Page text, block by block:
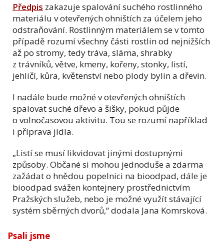
Předpis zakazuje spalování suchého rostlinného
materiálu v otevřených ohništích za účelem jeho
odstraňování. Rostlinným materiálem se v tomto
případě rozumí všechny části rostlin od nejnižších
až po stromy, tedy tráva, sláma, shrabky
z trávníků, větve, kmeny, kořeny, stonky, listí,
jehličí, kůra, květenství nebo plody bylin a dřevin.
I nadále bude možné v otevřených ohništích
spalovat suché dřevo a šišky, pokud půjde
o volnočasovou aktivitu. Tou se rozumí například
i příprava jídla.
„Listí se musí likvidovat jinými dostupnými
způsoby. Občané si mohou jednoduše a zdarma
zažádat o hnědou popelnici na bioodpad, dále je
bioodpad svážen kontejnery prostřednictvím
Pražských služeb, nebo je možné využít stávající
systém sběrných dvorů,“ dodala Jana Komrsková.
Psali jsme